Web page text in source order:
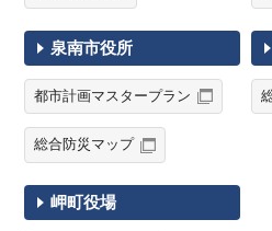
泉南市役所
都市計画マスタープラン
総合防災マップ
岬町役場